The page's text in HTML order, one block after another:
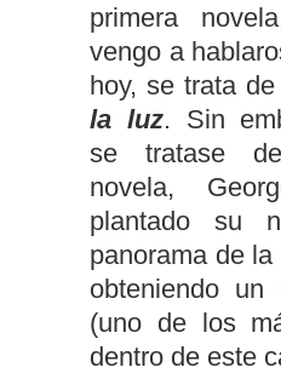
primera
vengo a
hoy, se trata de
la luz. Sin
se tratase
novela,
plantado su
panorama de
obteniendo un
(uno de los
dentro de este